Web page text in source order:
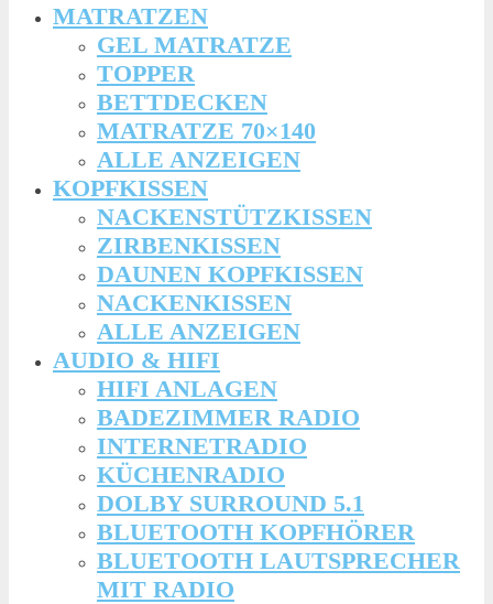
MATRATZEN
GEL MATRATZE
TOPPER
BETTDECKEN
MATRATZE 70×140
ALLE ANZEIGEN
KOPFKISSEN
NACKENSTÜTZKISSEN
ZIRBENKISSEN
DAUNEN KOPFKISSEN
NACKENKISSEN
ALLE ANZEIGEN
AUDIO & HIFI
HIFI ANLAGEN
BADEZIMMER RADIO
INTERNETRADIO
KÜCHENRADIO
DOLBY SURROUND 5.1
BLUETOOTH KOPFHÖRER
BLUETOOTH LAUTSPRECHER
MIT RADIO